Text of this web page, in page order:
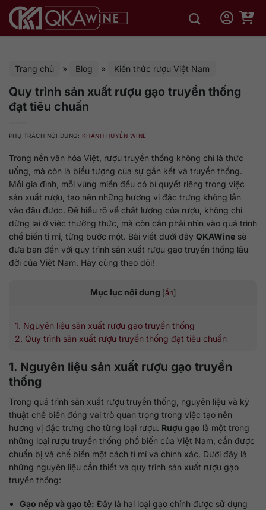
qua
Trang chủ » Blog » Kiến thức rượu Việt Nam
Quy trình sản xuất rượu gạo truyền thống
đạt tiêu chuẩn
PHỤ TRÁCH NỘI DUNG: KHÁNH HUYỀN WINE
Trong nền văn hóa Việt, rượu truyền thống không chỉ là thức
uống, mà còn là biểu tượng của sự gắn kết và truyền thống.
Mỗi gia đình, mỗi vùng miền đều có bí quyết riêng trong việc
sản xuất rượu, tạo nên những hương vị đặc trưng không lẫn
vào đâu được. Để hiểu rõ về chất lượng của rượu, không chỉ
dừng lại ở việc thưởng thức, mà còn cần phải nhìn vào quá trình
chế biến tỉ mỉ, từng bước một. Bài viết dưới đây QKAWine sẽ
đưa bạn đến với quy trình sản xuất rượu gạo truyền thống lâu
đời của Việt Nam. Hãy cùng theo dõi!
Mục lục nội dung [ẩn]
1. Nguyên liệu sản xuất rượu gạo truyền thống
2. Quy trình sản xuất rượu truyền thống đạt tiêu chuẩn
1. Nguyên liệu sản xuất rượu gạo truyền
thống
Trong quá trình sản xuất rượu truyền thống, nguyên liệu và kỹ
thuật chế biến đóng vai trò quan trọng trong việc tạo nên
hương vị đặc trưng cho từng loại rượu. Rượu gạo là một trong
những loại rượu truyền thống phổ biến của Việt Nam, cần được
chuẩn bị và chế biến một cách tỉ mỉ và chính xác. Dưới đây là
những nguyên liệu cần thiết và quy trình sản xuất rượu gạo
truyền thống:
Gạo nếp và gạo tẻ: Đây là hai loại gạo chính được sử dụng